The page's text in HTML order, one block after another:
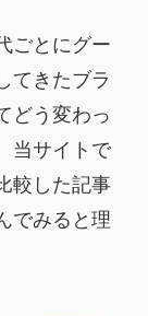
ごとにグー
てきたブラ
どう変わっ
当サイトで
較した記事
でみると理